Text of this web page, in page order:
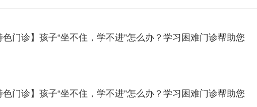
门诊】孩子“坐不住，学不进”怎么办？学习困难门诊帮助您
门诊】孩子“坐不住，学不进”怎么办？学习困难门诊帮助您